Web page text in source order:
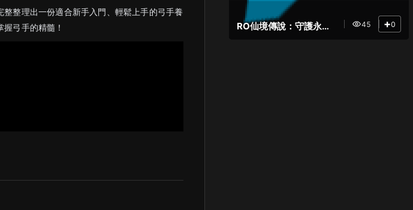
整理出一份適合新手入門、輕鬆上手的弓手養
弓手的精髓！
RO仙境傳說：守護永恆的愛Classic 45 +0